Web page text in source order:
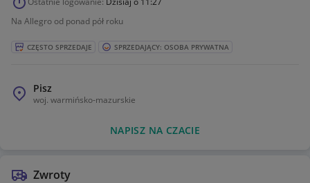
Na Allegro od ponad pół roku
CZĘSTO SPRZEDAJE SPRZEDAJĄCY: OSOBA PRYWATNA
Pisz
woj. warmińsko-mazurskie
NAPISZ NA CZACIE
Zwroty